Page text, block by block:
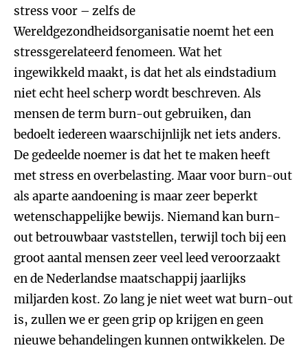
stress voor – zelfs de
Wereldgezondheidsorganisatie noemt het een
stressgerelateerd fenomeen. Wat het
ingewikkeld maakt, is dat het als eindstadium
niet echt heel scherp wordt beschreven. Als
mensen de term burn-out gebruiken, dan
bedoelt iedereen waarschijnlijk net iets anders.
De gedeelde noemer is dat het te maken heeft
met stress en overbelasting. Maar voor burn-out
als aparte aandoening is maar zeer beperkt
wetenschappelijke bewijs. Niemand kan burn-
out betrouwbaar vaststellen, terwijl toch bij een
groot aantal mensen zeer veel leed veroorzaakt
en de Nederlandse maatschappij jaarlijks
miljarden kost. Zo lang je niet weet wat burn-out
is, zullen we er geen grip op krijgen en geen
nieuwe behandelingen kunnen ontwikkelen. De